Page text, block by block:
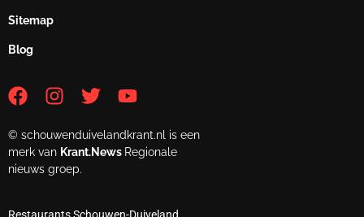
Sitemap
Blog
© schouwenduivelandkrant.nl is een
merk van Krant.News Regionale
nieuws groep.
Restaurants Schouwen-Duiveland